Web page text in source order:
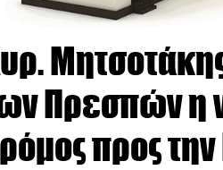
Πρεσπών η
προς